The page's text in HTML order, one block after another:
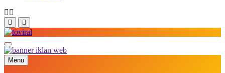
Top Viral
Menu